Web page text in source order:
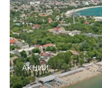
АКЦИИ